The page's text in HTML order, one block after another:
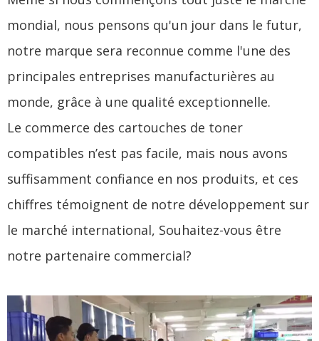
mondial, nous pensons qu'un jour dans le futur,
notre marque sera reconnue comme l'une des
principales entreprises manufacturières au
monde, grâce à une qualité exceptionnelle.
Le commerce des cartouches de toner
compatibles n’est pas facile, mais nous avons
suffisamment confiance en nos produits, et ces
chiffres témoignent de notre développement sur
le marché international, Souhaitez-vous être
notre partenaire commercial?